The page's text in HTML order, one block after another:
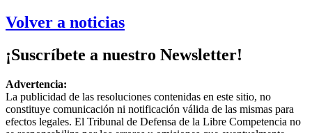
Volver a noticias
¡Suscríbete a nuestro Newsletter!
Advertencia:
La publicidad de las resoluciones contenidas en este sitio, no
constituye comunicación ni notificación válida de las mismas para
efectos legales. El Tribunal de Defensa de la Libre Competencia no